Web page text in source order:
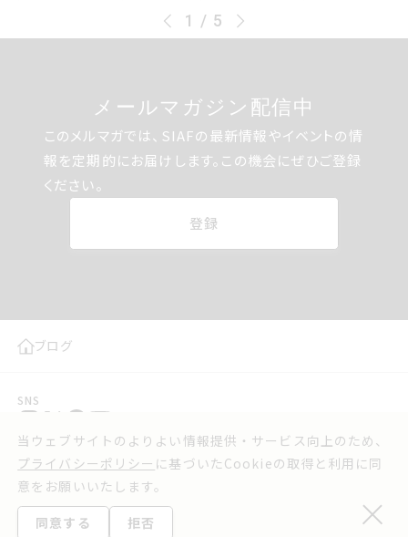
当ウェブサイトのよりよい情報提供・サービス向上のため、
プライバシーポリシー に基づいたCookieの取得と利用に同
意をお願いいたします。
同意する 拒否
1 / 5
メールマガジンはいしんちゅう
メールマガジン配信中
このメルマガでは サイアフの最新情報やイベントの
情報を定期的にお届けします この機会にぜひご登
録ください
このメルマガでは、SIAFの最新情報やイベントの情
報を定期的にお届けします。この機会にぜひご登録
ください。
登録
ブログ
SNS
プレスリリース
実行委員会よりお知らせ
ウェブアクセシビリティ方針
プライバシーポリシー
お問い合わせ
利用規約
©2025 Sapporo International Art Festival.